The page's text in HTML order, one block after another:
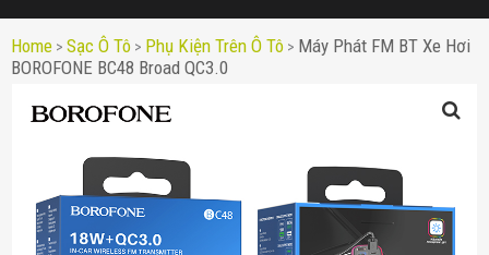
Home > Sạc Ô Tô > Phụ Kiện Trên Ô Tô > Máy Phát FM BT Xe Hơi
BOROFONE BC48 Broad QC3.0